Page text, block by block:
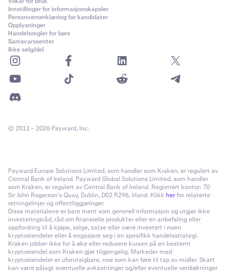
Innstillinger for informasjonskapsler
Personvernerklæring for kandidater
Opplysninger
Handelsregler for børs
Samsvarssenter
Ikke selg/del
© 2011 – 2026 Payward, Inc.
Payward Europe Solutions Limited, som handler som Kraken, er regulert av
Central Bank of Ireland. Payward Global Solutions Limited, som handler
som Kraken, er regulert av Central Bank of Ireland. Registrert kontor: 70
Sir John Rogerson’s Quay, Dublin, D02 R296, Irland. Klikk herfor relaterte
retningslinjer og offentliggjøringer.
Disse materialene er bare ment som generell informasjon og utgjør ikke
investeringsråd, råd om finansielle produkter eller en anbefaling eller
oppfordring til å kjøpe, selge, satse eller være investert i noen
kryptoeiendeler eller å engasjere seg i en spesifikk handelsstrategi.
Kraken jobber ikke for å øke eller redusere kursen på en bestemt
kryptoeiendel som Kraken gjør tilgjengelig. Markeder med
kryptoeiendeler er uforutsigbare, noe som kan føre til tap av midler. Skatt
kan være pålagt eventuelle avkastninger og/eller eventuelle verdiøkninger